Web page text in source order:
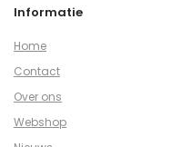
Informatie
Home
Contact
Over ons
Webshop